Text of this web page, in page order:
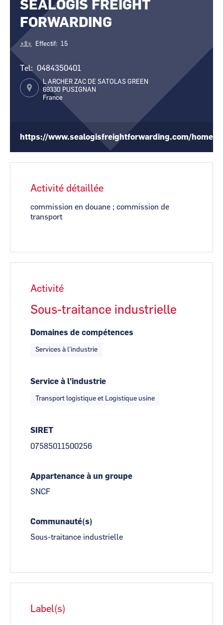
CCI Business
Pays de la Loire
CCI Business
Pays de la Loire
SEALOGIS FREIGHT
FORWARDING
Effectif 15
Tel 0484350401
L ARCHER ZAC DE SATOLAS GREEN
69330 PUSIGNAN
France
https://www.sealogisfreightforwarding.com/home/
Activité détaillée
commission en douane ; commission de
transport
Activité
Sous-traitance industrielle
Domaines de compétences
Services à l’industrie
Service à l'industrie
Transport logistique et Logistique usine
SIRET
07585011500256
Appartenance à un groupe
SNCF
Communauté(s)
Sous-traitance industrielle
Label(s)